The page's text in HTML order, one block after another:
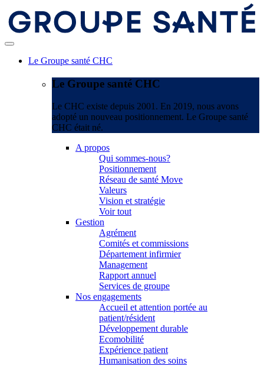
Le Groupe santé CHC
Le Groupe santé CHC
Le CHC existe depuis 2001. En 2019, nous avons
adopté un nouveau positionnement. Le Groupe santé
CHC était né.
A propos
Qui sommes-nous?
Positionnement
Réseau de santé Move
Valeurs
Vision et stratégie
Voir tout
Gestion
Agrément
Comités et commissions
Département infirmier
Management
Rapport annuel
Services de groupe
Nos engagements
Accueil et attention portée au
patient/résident
Développement durable
Ecomobilité
Expérience patient
Humanisation des soins